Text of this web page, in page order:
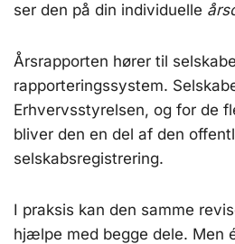
ser den på din individuelle
Årsrapporten hører til
rapporteringssystem.
Erhvervsstyrelsen, og for de
bliver den en del af den
selskabsregistrering.
I praksis kan den samme
hjælpe med begge dele. Men